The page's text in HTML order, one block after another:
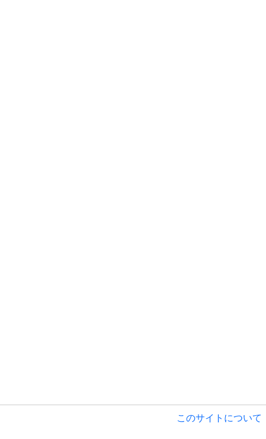
このサイトについて